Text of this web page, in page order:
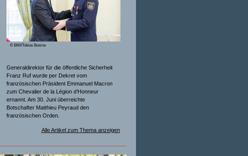
© BMI/Tobias Bosina
Generaldirektor für die öffentliche Sicherheit
Franz Ruf wurde per Dekret vom
französischen Präsident Emmanuel Macron
zum Chevalier de la Légion d’Honneur
ernannt. Am 30. Juni überreichte
Botschafter Matthieu Peyraud den
französischen Orden.
Alle Artikel zum Thema anzeigen